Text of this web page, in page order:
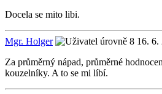
Docela se mito libi.
Mgr. Holger
16. 6.
Za průměrný nápad, průměrné
kouzelníky. A to se mi líbí.